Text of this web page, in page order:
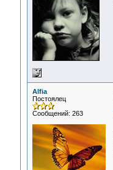
Alfia
Постоялец
Сообщений: 263